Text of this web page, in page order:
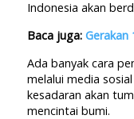
Indonesia akan
Baca juga: Gerakan
Ada banyak cara
melalui media
kesadaran akan
mencintai bumi.